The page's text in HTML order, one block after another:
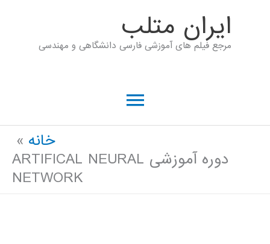
ايران متلب
مرجع فیلم های آموزشی فارسی دانشگاهی و مهندسی
فهرست
خانه
دوره آموزشی ARTIFICAL NEURAL
NETWORK